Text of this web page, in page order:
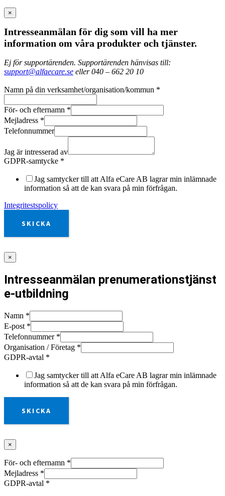
×
Intresseanmälan för dig som vill ha mer
information om våra produkter och tjänster.
Ej för supportärenden. Supportärenden hänvisas till:
support@alfaecare.se eller 040 – 662 20 10
Namn på din verksamhet/organisation/kommun *
För- och efternamn *
Mejladress *
Telefonnummer
Jag är intresserad av
GDPR-samtycke *
Jag samtycker till att Alfa eCare AB lagrar min inlämnade
information så att de kan svara på min förfrågan.
Integritestspolicy
SKICKA
×
Intresseanmälan prenumerationstjänst
e-utbildning
Namn *
E-post *
Telefonnummer *
Organisation / Företag *
GDPR-avtal *
Jag samtycker till att Alfa eCare AB lagrar min inlämnade
information så att de kan svara på min förfrågan.
SKICKA
×
För- och efternamn *
Mejladress *
GDPR-avtal *